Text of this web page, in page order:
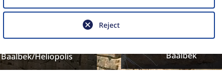
Die Architektur des
Baalbek/Heliopolis
Baalbek
Reject